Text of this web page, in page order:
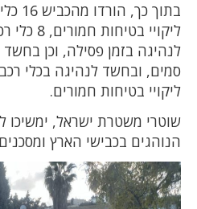
ליקויי
לנהיגה בזמן פסילה, וכן
סמים, ובחשד לנהיגה בכלי
ליקויי בטיחות חמורים.
שוטרי משטרת ישראל, ימשיכו
הנוהגים בכבישי הארץ